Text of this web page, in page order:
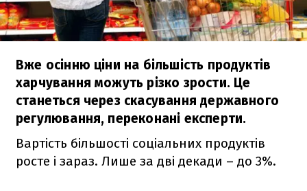
Вже осінню ціни на більшість продуктів
харчування можуть різко зрости. Це
станеться через скасування державного
регулювання, переконані експерти.
Вартість більшості соціальних продуктів
росте і зараз. Лише за дві декади – до 3%.